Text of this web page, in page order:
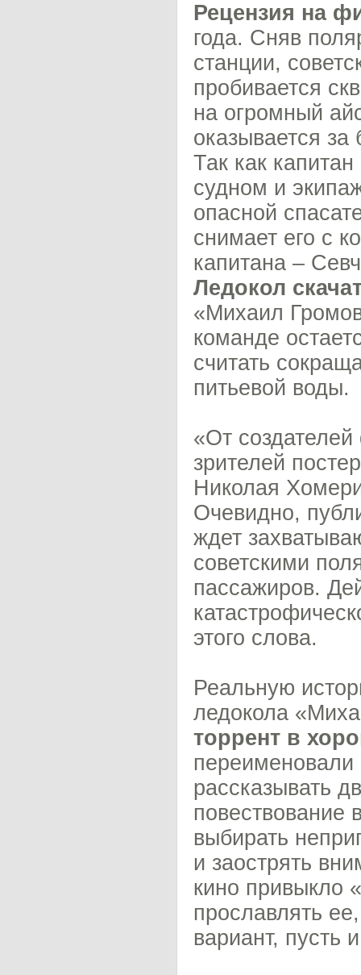
Рецензия на
года. Сняв
станции,
пробивается
на огромный
оказывается за
Так как
судном и
опасной
снимает его с
капитана –
Ледокол
«Михаил
команде
считать
питьевой воды.
«От
зрителей
Николая
Очевидно,
ждет
советскими
пассажиров.
этого слова.
Реальную
ледокола
торрент в
рассказывать
повествование
выбирать
и заострять
кино привыкло
прославлять
вариант, пусть